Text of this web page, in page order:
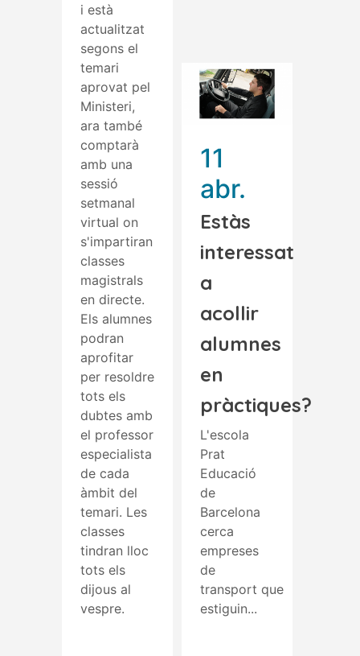
i està
actualitzat
segons el
temari
aprovat pel
Ministeri,
ara també
comptarà
amb una
sessió
setmanal
virtual on
s'impartiran
classes
magistrals
en directe.
Els alumnes
podran
aprofitar
per resoldre
tots els
dubtes amb
el professor
especialista
de cada
àmbit del
temari. Les
classes
tindran lloc
tots els
dijous al
vespre.
11
abr.
Estàs
interessat
a
acollir
alumnes
en
pràctiques?
L'escola
Prat
Educació
de
Barcelona
cerca
empreses
de
transport que
estiguin...